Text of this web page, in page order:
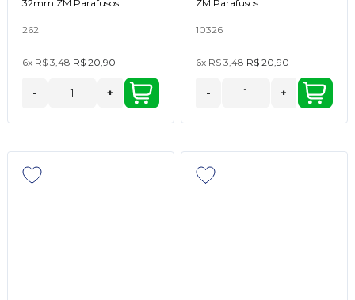
32mm ZM Parafusos
262
6x R$ 3,48 R$ 20,90
- +
ZM Parafusos
10326
6x R$ 3,48 R$ 20,90
- +